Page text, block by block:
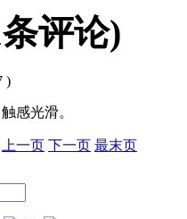
条评论)
)
感光滑。
上一页 下一页 最末页